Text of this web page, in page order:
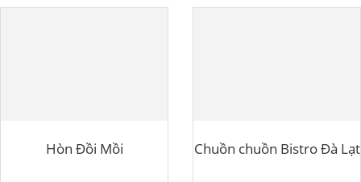
Hòn Đồi Mồi Chuồn chuồn Bistro Đà Lạt